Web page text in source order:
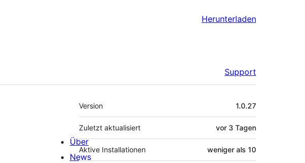
Herunterladen
Support
Meta
Version 1.0.27
Zuletzt aktualisiert vor 3 Tagen
Aktive Installationen weniger als 10
Über
News